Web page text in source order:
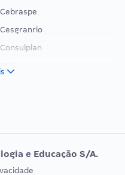
Cebraspe
Cesgranrio
Consulplan
Vunespe Educação S/A.